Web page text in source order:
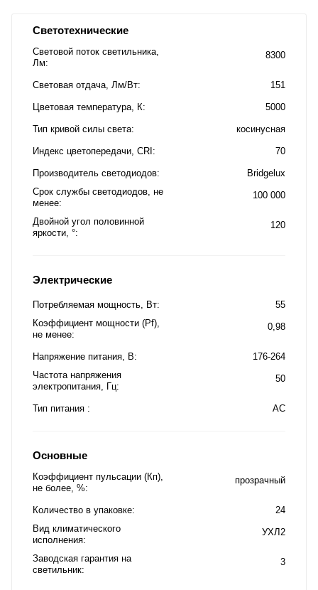
Светотехнические
Световой поток светильника,
Лм
8300
Световая отдача, Лм/Вт 151
Цветовая температура, К 5000
Тип кривой силы света косинусная
Индекс цветопередачи, CRI 70
Производитель светодиодов
Bridgelux
Срок службы светодиодов, не
менее
100 000
Двойной угол половинной
яркости, °
120
Электрические
Потребляемая мощность, Вт
55
Коэффициент мощности (Pf),
не менее
0,98
Напряжение питания, В
176-264
Частота напряжения
электропитания, Гц
50
Тип питания AC
Основные
Коэффициент пульсации (Кп),
не более, %
прозрачный
Количество в упаковке
24
Вид климатического
исполнения
УХЛ2
Заводская гарантия на
светильник
3